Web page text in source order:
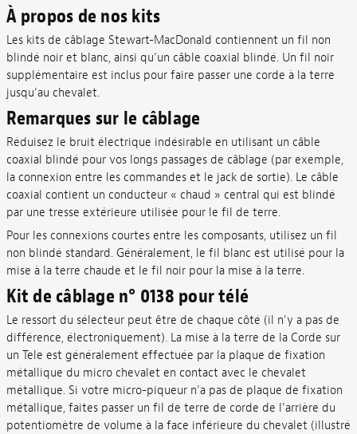
À propos de nos kits
Les kits de câblage Stewart-MacDonald contiennent un fil non
blindé noir et blanc, ainsi qu’un câble coaxial blindé. Un fil noir
supplémentaire est inclus pour faire passer une corde à la terre
jusqu’au chevalet.
Remarques sur le câblage
Réduisez le bruit électrique indésirable en utilisant un câble
coaxial blindé pour vos longs passages de câblage (par exemple,
la connexion entre les commandes et le jack de sortie). Le câble
coaxial contient un conducteur « chaud » central qui est blindé
par une tresse extérieure utilisée pour le fil de terre.
Pour les connexions courtes entre les composants, utilisez un fil
non blindé standard. Généralement, le fil blanc est utilisé pour la
mise à la terre chaude et le fil noir pour la mise à la terre.
Kit de câblage n° 0138 pour télé
Le ressort du sélecteur peut être de chaque côté (il n'y a pas de
différence, électroniquement). La mise à la terre de la Corde sur
un Tele est généralement effectuée par la plaque de fixation
métallique du micro chevalet en contact avec le chevalet
métallique. Si votre micro-piqueur n’a pas de plaque de fixation
métallique, faites passer un fil de terre de corde de l’arrière du
potentiomètre de volume à la face inférieure du chevalet (illustré